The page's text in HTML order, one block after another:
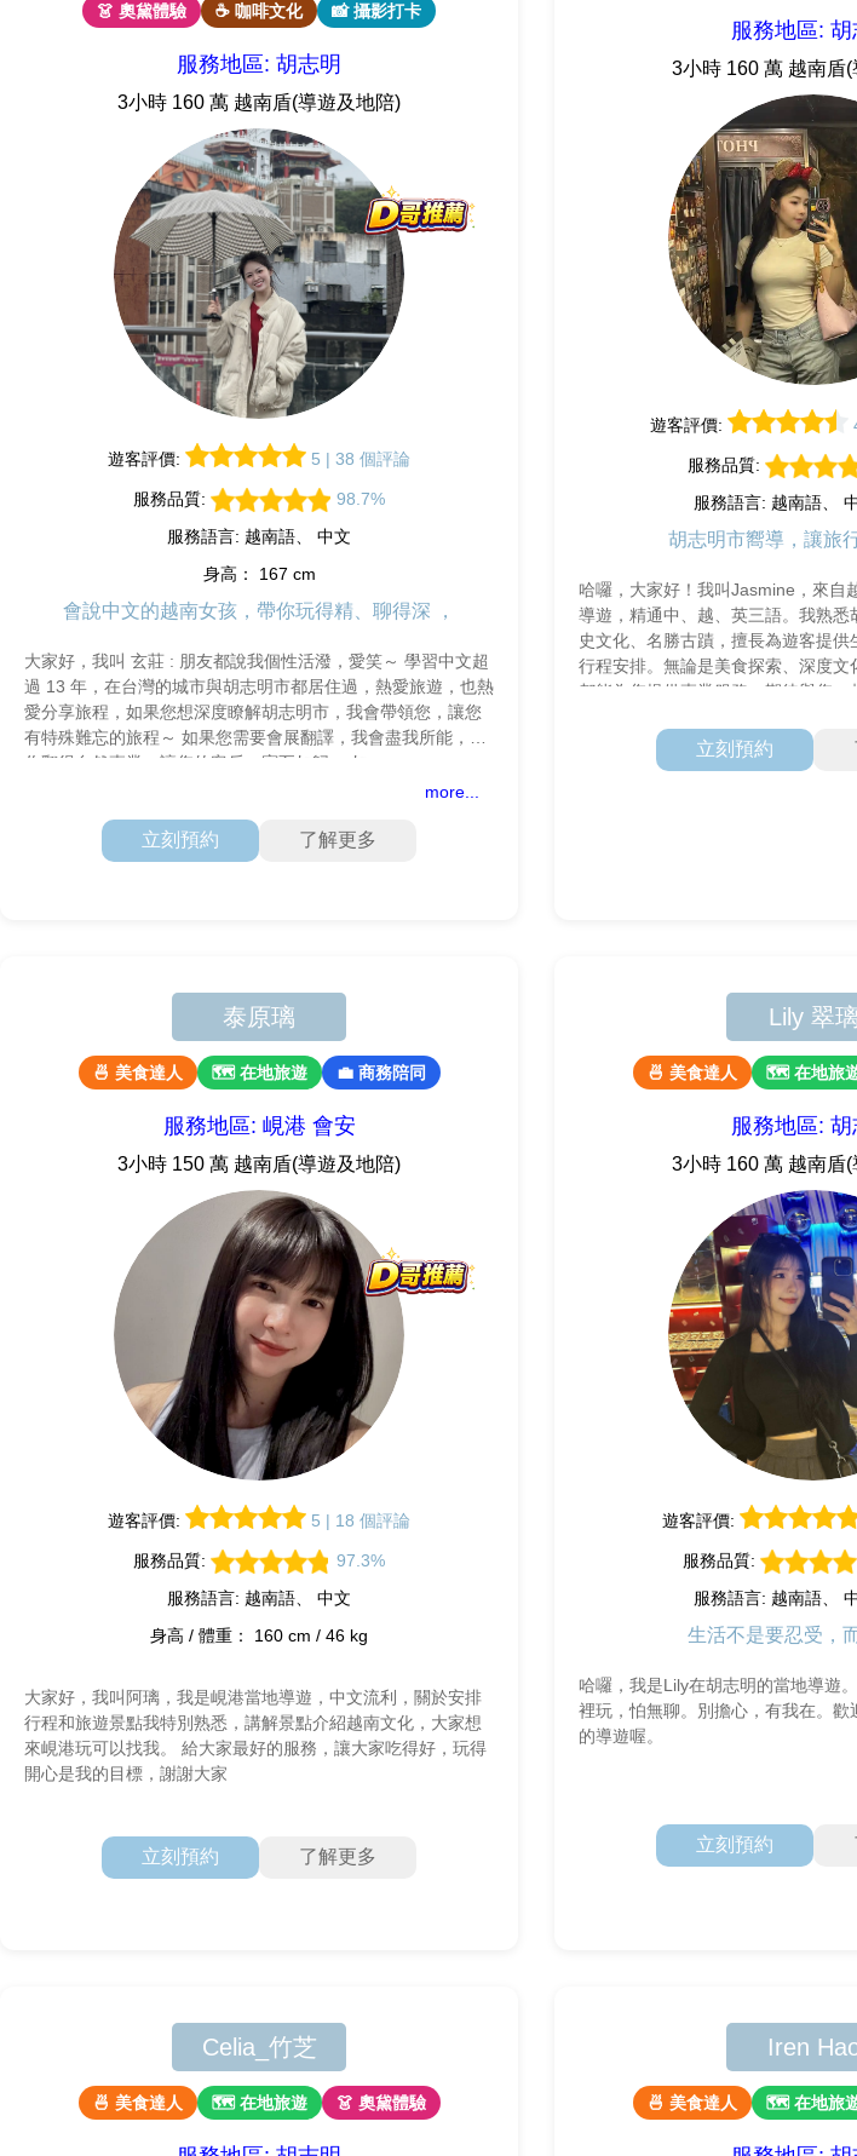
👗 奧黛體驗
☕ 咖啡文化 📸 攝影打卡
服務地區: 胡志明
3小時 160 萬 越南盾(導遊及地陪)
遊客評價: 5 | 38 個評論
服務品質:
98.7%
服務語言: 越南語、 中文
身高： 167 cm
會說中文的越南女孩，帶你玩得精、聊得深 ，
大家好，我叫 玄莊 : 朋友都說我個性活潑，愛笑～ 學習中文超
過 13 年，在台灣的城市與胡志明市都居住過，熱愛旅遊，也熱
愛分享旅程，如果您想深度瞭解胡志明市，我會帶領您，讓您
有特殊難忘的旅程～ 如果您需要會展翻譯，我會盡我所能，幫
你翻得自然專業，讓您的客戶，賓至如歸。 如
more...
立刻預約 了解更多
服務地區: 胡
3小時 160 萬 越南盾
遊客評價:
服務品質:
服務語言: 越南語、
胡志明市嚮導，讓旅
哈囉，大家好！我叫Jasmine，來自
導遊，精通中、越、英三語。我熟悉
史文化、名勝古蹟，擅長為遊客提
行程安排。無論是美食探索、深度文
都能為您提供專業服務。期待與您一
立刻預約
泰原璃
🍜 美食達人 🗺 在地旅遊 💼 商務陪同
服務地區: 峴港 會安
3小時 150 萬 越南盾(導遊及地陪)
遊客評價: 5 | 18 個評論
服務品質:
97.3%
服務語言: 越南語、 中文
身高 / 體重： 160 cm / 46 kg
大家好，我叫阿璃，我是峴港當地導遊，中文流利，關於安排
行程和旅遊景點我特別熟悉，講解景點介紹越南文化，大家想
來峴港玩可以找我。 給大家最好的服務，讓大家吃得好，玩得
開心是我的目標，謝謝大家
立刻預約 了解更多
Lily 翠璃
🍜 美食達人 🗺 在地旅
服務地區: 胡
3小時 160 萬 越南盾
遊客評價:
服務品質:
服務語言: 越南語、
生活不是要忍受，
哈囉，我是Lily在胡志明的當地導遊
裡玩，怕無聊。別擔心，有我在。
的導遊喔。
立刻預約
Celia_竹芝
🍜 美食達人 🗺 在地旅遊 👗 奧黛體驗
Iren
🍜 美食達人 🗺 在地旅